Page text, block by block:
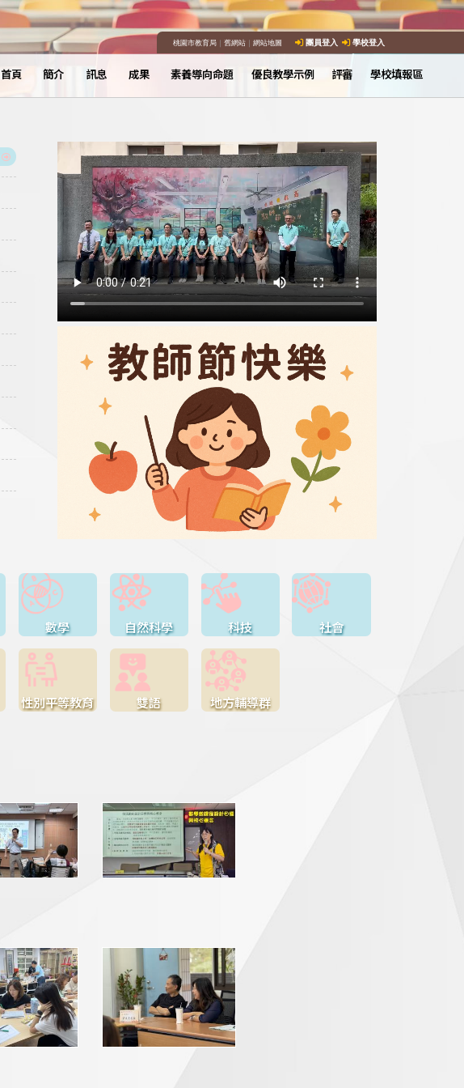
桃園市教育局｜ 舊網站｜ 網站地圖 團員登入 學校登入
首頁 簡介 訊息 成果 素養導向命題 優良教學示例 評審 學校填報區
數學 自然科學 科技 社會
性別平等教育 雙語 地方輔導群